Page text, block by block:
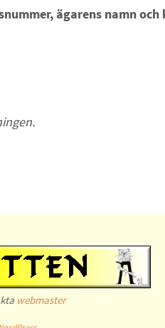
ägarens namn
webmaster